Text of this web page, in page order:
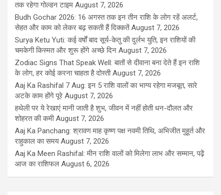
तक रहेगा गोल्डन टाइम August 7, 2026
Budh Gochar 2026: 16 अगस्त तक इन तीन राशि के लोग रहें अलर्ट,
सेहत और काम को लेकर बढ़ सकती हैं दिक्कतें August 7, 2026
Surya Ketu Yuti: कई वर्षों बाद सूर्य-केतु की दुर्लभ युति, इन राशियों की
चमकेगी किस्मत और शुरू होंगे अच्छे दिन August 7, 2026
Zodiac Signs That Speak Well: बातों से दीवाना बना देते हैं इन राशि
के लोग, हर कोई करना चाहता है दोस्ती August 7, 2026
Aaj Ka Rashifal 7 Aug: इन 5 राशि वालों का भाग्य रहेगा मजबूत, सारे
अटके काम होंगे पूरे August 7, 2026
हथेली पर ये रेखाएं मानी जाती है शुभ, जीवन में नहीं होती धन-दौलत और
शोहरत की कमी August 7, 2026
Aaj Ka Panchang: श्रावण माह कृष्ण पक्ष नवमी तिथि, अभिजीत मुहूर्त और
राहुकाल का समय August 7, 2026
Aaj Ka Meen Rashifal: मीन राशि वालों को मिलेगा लाभ और सम्मान, पढ़ें
आज का राशिफल August 6, 2026